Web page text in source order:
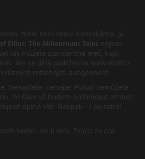
tohle není sekce Komiskárna, já
Elliot: The Millennium Tales nejsou
tak můžete standardně meč, kopí,
Ten se dělá podržením konkrétního
rozlehlých dungeonech.
Nenajdete, nemáte. Pokud nemůžete
Po čase už budete potřebovat atribut
úplně vše. Naopak – i po zabití
hodin. Ne-li více. Tvůrci za cca